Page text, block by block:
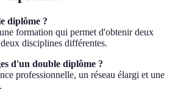
diplôme ?
formation qui permet d'obtenir deux
disciplines différentes.
d'un double diplôme ?
professionnelle, un réseau élargi et une